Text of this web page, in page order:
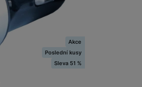
Akce
Poslední kusy
Sleva 51 %